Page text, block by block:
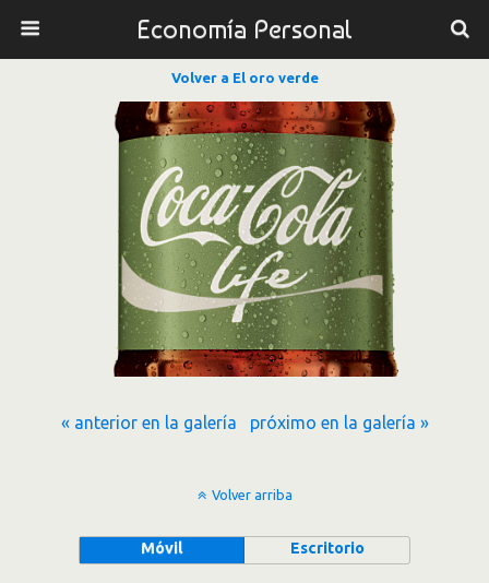
Economía Personal
Volver a El oro verde
« anterior en la galería próximo en la galería »
Volver arriba
Móvil Escritorio